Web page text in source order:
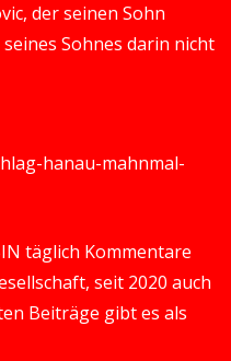
der seinen Sohn
Sohnes darin nicht
hanau-mahnmal-
täglich Kommentare
seit 2020 auch
Beiträge gibt es als